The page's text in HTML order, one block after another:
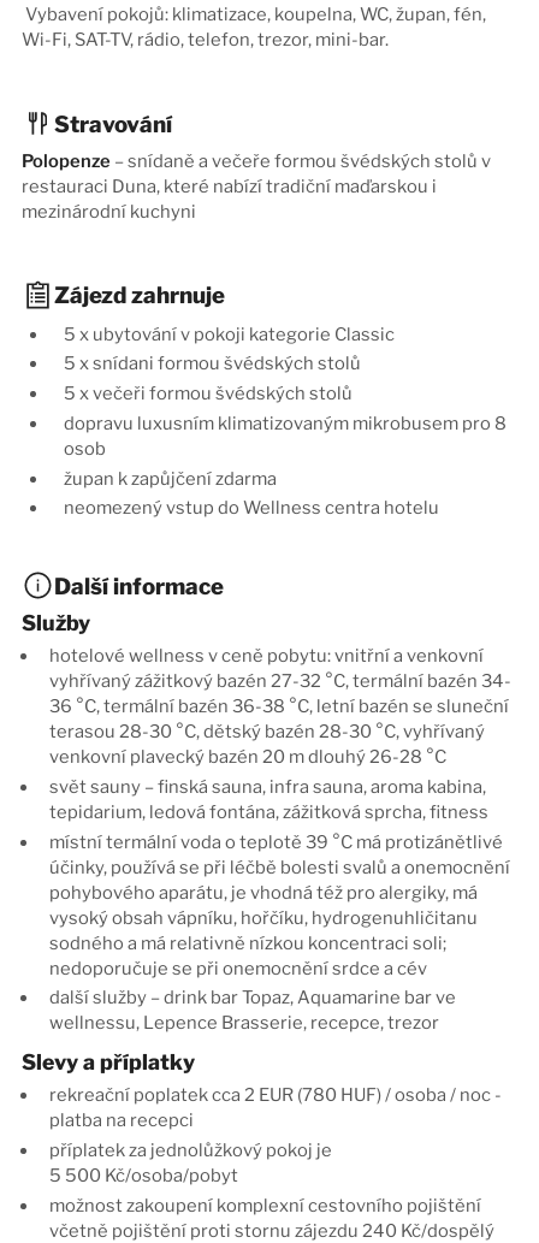
Vybavení pokojů: klimatizace, koupelna, WC, župan, fén,
Wi-Fi, SAT-TV, rádio, telefon, trezor, mini-bar.
Stravování
Polopenze –snídaně a večeře formou švédských stolů v
restauraci Duna, které nabízí tradiční maďarskou i
mezinárodní kuchyni
Zájezd zahrnuje
5 x ubytování v pokoji kategorie Classic
5 x snídani formou švédských stolů
5 x večeři formou švédských stolů
dopravu luxusním klimatizovaným mikrobusem pro 8
osob
župan k zapůjčení zdarma
neomezený vstup do Wellness centra hotelu
Další informace
Služby
hotelové wellness v ceně pobytu: vnitřní a venkovní
vyhřívaný zážitkový bazén 27-32 °C, termální bazén 34-
36 °C, termální bazén 36-38 °C, letní bazén se sluneční
terasou 28-30 °C, dětský bazén 28-30 °C, vyhřívaný
venkovní plavecký bazén 20 m dlouhý 26-28 °C
svět sauny – finská sauna, infra sauna, aroma kabina,
tepidarium, ledová fontána, zážitková sprcha, fitness
místní termální voda o teplotě 39 °C má protizánětlivé
účinky, používá se při léčbě bolesti svalů a onemocnění
pohybového aparátu, je vhodná též pro alergiky, má
vysoký obsah vápníku, hořčíku, hydrogenuhličitanu
sodného a má relativně nízkou koncentraci soli;
nedoporučuje se při onemocnění srdce a cév
další služby – drink bar Topaz, Aquamarine bar ve
wellnessu, Lepence Brasserie, recepce, trezor
Slevy a příplatky
rekreační poplatek cca 2 EUR (780 HUF) / osoba / noc -
platba na recepci
příplatek za jednolůžkový pokoj je
5 500 Kč/osoba/pobyt
možnost zakoupení komplexní cestovního pojištění
včetně pojištění proti stornu zájezdu 240 Kč/dospělý